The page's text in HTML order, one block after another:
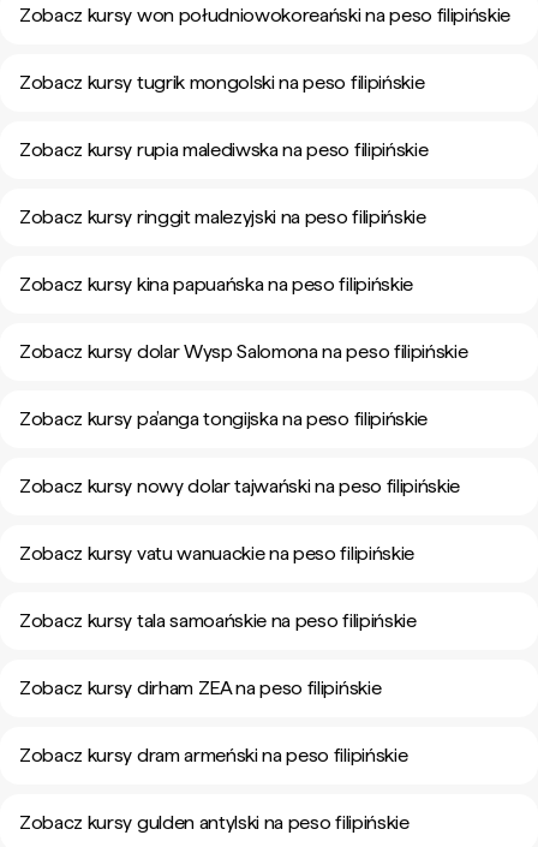
Zobacz kursy won południowokoreański na peso filipińskie
Zobacz kursy tugrik mongolski na peso filipińskie
Zobacz kursy rupia malediwska na peso filipińskie
Zobacz kursy ringgit malezyjski na peso filipińskie
Zobacz kursy kina papuańska na peso filipińskie
Zobacz kursy dolar Wysp Salomona na peso filipińskie
Zobacz kursy pa’anga tongijska na peso filipińskie
Zobacz kursy nowy dolar tajwański na peso filipińskie
Zobacz kursy vatu wanuackie na peso filipińskie
Zobacz kursy tala samoańskie na peso filipińskie
Zobacz kursy dirham ZEA na peso filipińskie
Zobacz kursy dram armeński na peso filipińskie
Zobacz kursy gulden antylski na peso filipińskie